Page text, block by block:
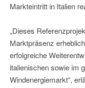
Markteintritt in Italien
„Dieses
Marktpräsenz
erfolgreiche
italienischen sowie im
Windenergiemarkt“,